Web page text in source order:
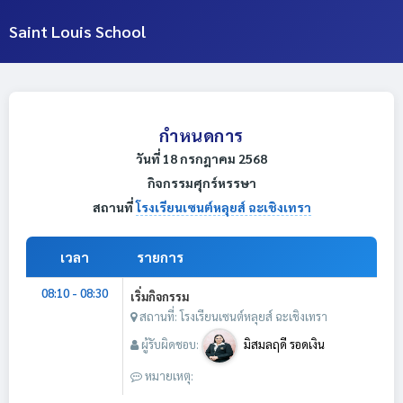
Saint Louis School
กำหนดการ
วันที่ 18 กรกฎาคม 2568
กิจกรรมศุกร์หรรษา
สถานที่โรงเรียนเซนต์หลุยส์ ฉะเชิงเทรา
เวลา รายการ
08:10 - 08:30
เริ่มกิจกรรม
สถานที่: โรงเรียนเซนต์หลุยส์ ฉะเชิงเทรา
ผู้รับผิดชอบ:
มิสมลฤดี รอดเงิน
หมายเหตุ: